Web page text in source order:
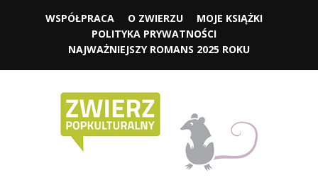
WSPÓŁPRACA O ZWIERZU
MOJE KSIĄŻKI
POLITYKA PRYWATNOŚCI
NAJWAŻNIEJSZY ROMANS 2025 ROKU